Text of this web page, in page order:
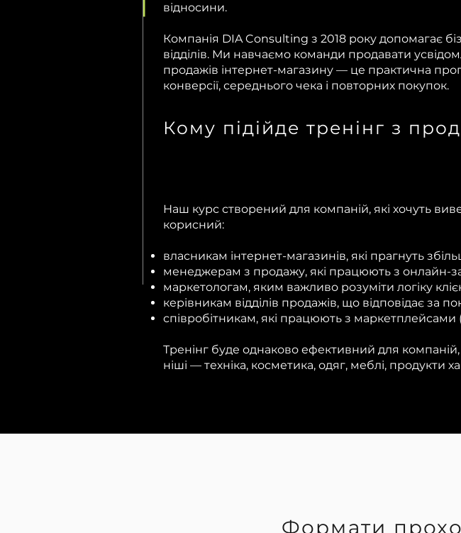
відносини.
Компанія DIA Consulting з 2018 року допомагає
відділів. Ми навчаємо команди продавати
продажів інтернет-магазину — це практична
конверсії, середнього чека і повторних покупок.
Кому підійде тренінг з
Наш курс створений для компаній, які хочуть
корисний:
власникам інтернет-магазинів, які прагнуть
менеджерам з продажу, які працюють з онлайн-
маркетологам, яким важливо розуміти логіку
керівникам відділів продажів, що відповідає за
співробітникам, які працюють з
Тренінг буде однаково ефективний для
ніші — техніка, косметика, одяг, меблі, продукти
Формати